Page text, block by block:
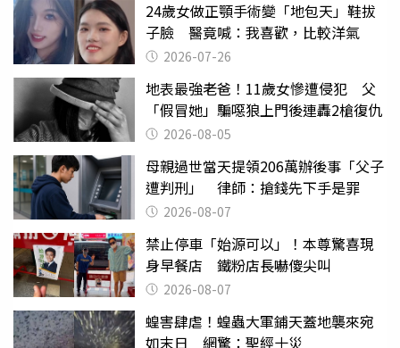
24歲女做正顎手術變「地包天」鞋拔
子臉 醫竟喊：我喜歡，比較洋氣
2026-07-26
地表最強老爸！11歲女慘遭侵犯 父
「假冒她」騙噁狼上門後連轟2槍復仇
2026-08-05
母親過世當天提領206萬辦後事「父子
遭判刑」 律師：搶錢先下手是罪
2026-08-07
禁止停車「始源可以」！本尊驚喜現
身早餐店 鐵粉店長嚇傻尖叫
2026-08-07
蝗害肆虐！蝗蟲大軍鋪天蓋地襲來宛
如末日 網驚：聖經十災